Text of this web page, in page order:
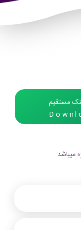
مستقیم
میباشد